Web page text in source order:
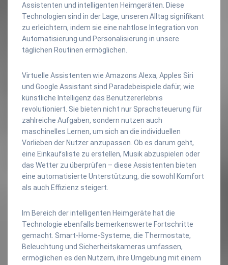
Assistenten und intelligenten Heimgeräten. Diese
Technologien sind in der Lage, unseren Alltag signifikant
zu erleichtern, indem sie eine nahtlose Integration von
Automatisierung und Personalisierung in unsere
täglichen Routinen ermöglichen.
Virtuelle Assistenten wie Amazons Alexa, Apples Siri
und Google Assistant sind Paradebeispiele dafür, wie
künstliche Intelligenz das Benutzererlebnis
revolutioniert. Sie bieten nicht nur Sprachsteuerung für
zahlreiche Aufgaben, sondern nutzen auch
maschinelles Lernen, um sich an die individuellen
Vorlieben der Nutzer anzupassen. Ob es darum geht,
eine Einkaufsliste zu erstellen, Musik abzuspielen oder
das Wetter zu überprüfen – diese Assistenten bieten
eine automatisierte Unterstützung, die sowohl Komfort
als auch Effizienz steigert.
Im Bereich der intelligenten Heimgeräte hat die
Technologie ebenfalls bemerkenswerte Fortschritte
gemacht. Smart-Home-Systeme, die Thermostate,
Beleuchtung und Sicherheitskameras umfassen,
ermöglichen es den Nutzern, ihre Umgebung mit einem